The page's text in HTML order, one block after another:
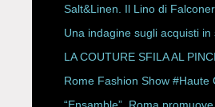
Salt&Linen. Il Lino di
Una indagine sugli acquisti in
LA COUTURE SFILA AL
CON ALESSANDRO
ROBERTA ANGELILLI
Rome Fashion Show #Haute